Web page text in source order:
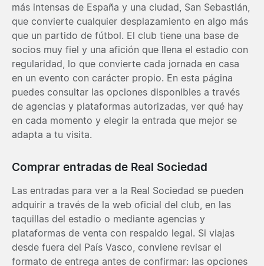
más intensas de España y una ciudad, San Sebastián,
que convierte cualquier desplazamiento en algo más
que un partido de fútbol. El club tiene una base de
socios muy fiel y una afición que llena el estadio con
regularidad, lo que convierte cada jornada en casa
en un evento con carácter propio. En esta página
puedes consultar las opciones disponibles a través
de agencias y plataformas autorizadas, ver qué hay
en cada momento y elegir la entrada que mejor se
adapta a tu visita.
Comprar entradas de Real Sociedad
Las entradas para ver a la Real Sociedad se pueden
adquirir a través de la web oficial del club, en las
taquillas del estadio o mediante agencias y
plataformas de venta con respaldo legal. Si viajas
desde fuera del País Vasco, conviene revisar el
formato de entrega antes de confirmar: las opciones